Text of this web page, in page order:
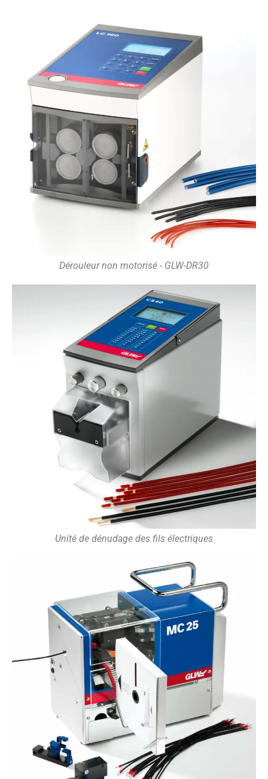
Dérouleur non motorisé - GLW-DR30
Unité de dénudage des fils électriques